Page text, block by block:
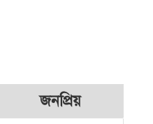
জনপ্রিয়